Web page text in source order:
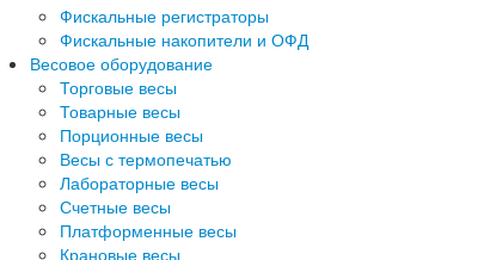
Фискальные регистраторы
Фискальные накопители и ОФД
Весовое оборудование
Торговые весы
Товарные весы
Порционные весы
Весы с термопечатью
Лабораторные весы
Счетные весы
Платформенные весы
Крановые весы